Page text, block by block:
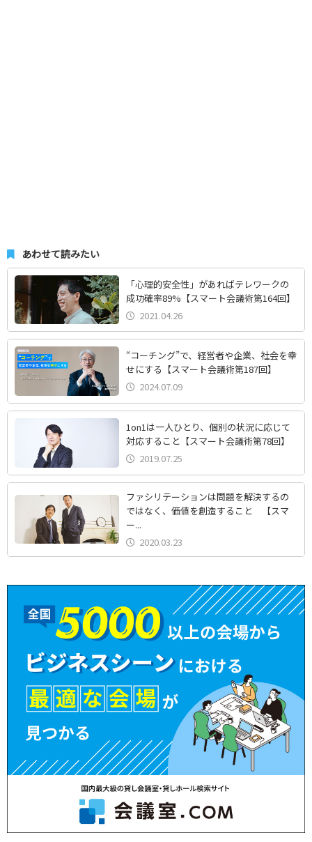
あわせて読みたい
「心理的安全性」があればテレワークの
成功確率89%【スマート会議術第164回】
2021.04.26
“コーチング”で、経営者や企業、社会を幸
せにする【スマート会議術第187回】
2024.07.09
1on1は一人ひとり、個別の状況に応じて
対応すること【スマート会議術第78回】
2019.07.25
ファシリテーションは問題を解決するの
ではなく、価値を創造すること 【スマ
ー...
2020.03.23